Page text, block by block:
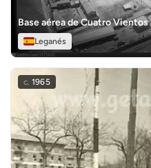
Base aérea de Cuatro Vientos
Leganés
c. 1965